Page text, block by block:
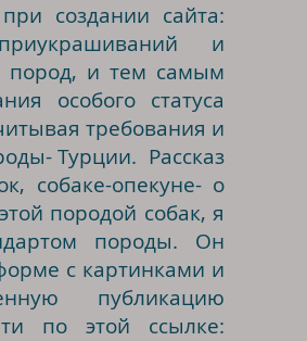
создании сайта:
приукрашиваний и
пород, и тем самым
особого статуса
требования и
Турции. Рассказ
собаке-опекуне- о
породой собак, я
породы. Он
с картинками и
публикацию
по этой ссылке: